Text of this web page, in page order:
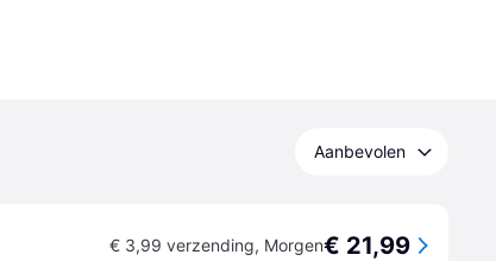
Aanbevolen
€ 3,99 verzending, Morgen€ 21,99